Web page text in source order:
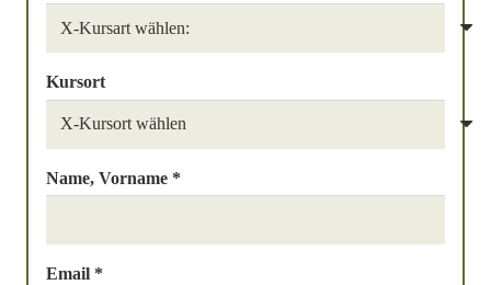
Kursort
Name, Vorname *
Email *